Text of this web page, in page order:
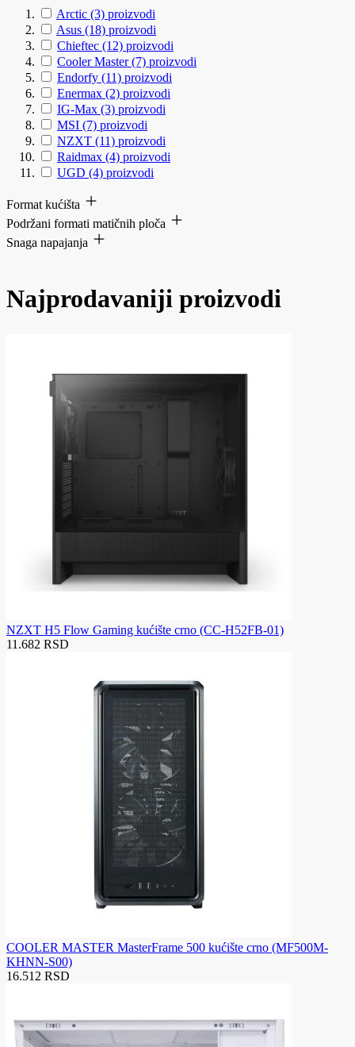
Arctic (3) proizvodi
Asus (18) proizvodi
Chieftec (12) proizvodi
Cooler Master (7) proizvodi
Endorfy (11) proizvodi
Enermax (2) proizvodi
IG-Max (3) proizvodi
MSI (7) proizvodi
NZXT (11) proizvodi
Raidmax (4) proizvodi
UGD (4) proizvodi
Format kućišta
Podržani formati matičnih ploča
Snaga napajanja
Najprodavaniji proizvodi
NZXT H5 Flow Gaming kućište crno (CC-H52FB-01)
11.682 RSD
COOLER MASTER MasterFrame 500 kućište crno (MF500M-
KHNN-S00)
16.512 RSD